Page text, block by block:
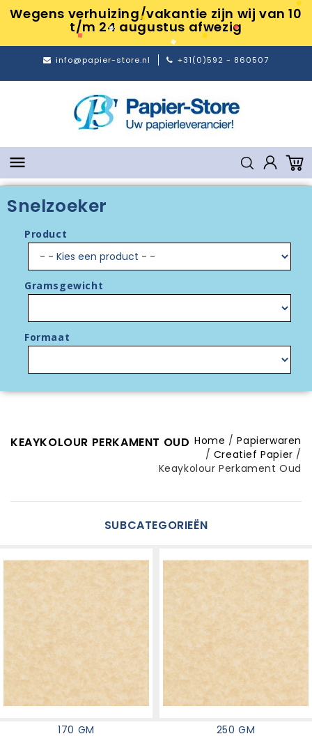
Wegens verhuizing/vakantie zijn wij van 10
t/m 24 augustus afwezig
info@papier-store.nl +31(0)592 - 860507

Snelzoeker
Product
Gramsgewicht
Formaat
KEAYKOLOUR PERKAMENT OUD Home
Papierwaren
Creatief Papier
Keaykolour Perkament Oud
SUBCATEGORIEËN
170 GM 250 GM